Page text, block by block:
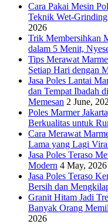
Cara Pakai Mesin
Teknik Wet-
2026
Trik Membersihkan
dalam 5 Menit,
Tips Merawat
Setiap Hari dengan
Jasa Poles Lantai
dan Tempat Ibadah
Memesan 2 June,
Poles Marmer
Berkualitas untuk
Cara Merawat
Lama yang Lagi
Jasa Poles Teraso
Modern 4 May, 2026
Jasa Poles Teraso
Bersih dan
Granit Hitam Jadi
Banyak Orang
2026